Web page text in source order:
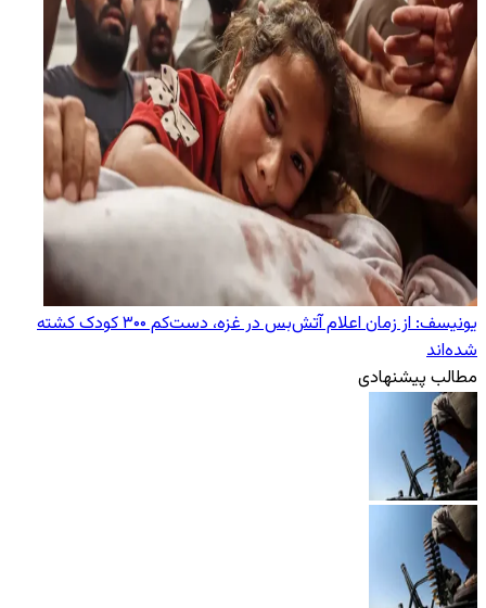
یونیسف: از زمان اعلام آتش‌بس در غزه، دست‌کم ۳۰۰ کودک کشته
شده‌اند
مطالب پیشنهادی